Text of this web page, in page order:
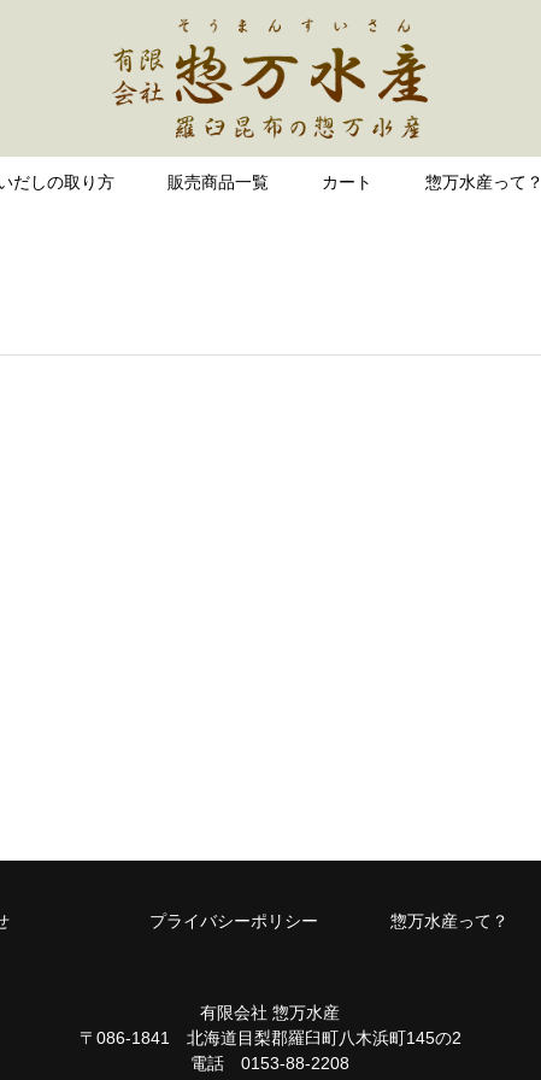
だしの取り方 販売商品一覧 カート 惣万水産って？
プライバシーポリシー 惣万水産って？
有限会社 惣万水産
〒086-1841 北海道目梨郡羅臼町八木浜町145の2
電話 0153-88-2208